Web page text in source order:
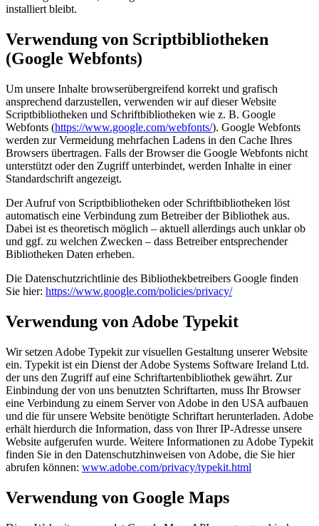
installiert bleibt.
Verwendung von Scriptbibliotheken
(Google Webfonts)
Um unsere Inhalte browserübergreifend korrekt und grafisch
ansprechend darzustellen, verwenden wir auf dieser Website
Scriptbibliotheken und Schriftbibliotheken wie z. B. Google
Webfonts (https://www.google.com/webfonts/). Google Webfonts
werden zur Vermeidung mehrfachen Ladens in den Cache Ihres
Browsers übertragen. Falls der Browser die Google Webfonts nicht
unterstützt oder den Zugriff unterbindet, werden Inhalte in einer
Standardschrift angezeigt.
Der Aufruf von Scriptbibliotheken oder Schriftbibliotheken löst
automatisch eine Verbindung zum Betreiber der Bibliothek aus.
Dabei ist es theoretisch möglich – aktuell allerdings auch unklar ob
und ggf. zu welchen Zwecken – dass Betreiber entsprechender
Bibliotheken Daten erheben.
Die Datenschutzrichtlinie des Bibliothekbetreibers Google finden
Sie hier: https://www.google.com/policies/privacy/
Verwendung von Adobe Typekit
Wir setzen Adobe Typekit zur visuellen Gestaltung unserer Website
ein. Typekit ist ein Dienst der Adobe Systems Software Ireland Ltd.
der uns den Zugriff auf eine Schriftartenbibliothek gewährt. Zur
Einbindung der von uns benutzten Schriftarten, muss Ihr Browser
eine Verbindung zu einem Server von Adobe in den USA aufbauen
und die für unsere Website benötigte Schriftart herunterladen. Adobe
erhält hierdurch die Information, dass von Ihrer IP-Adresse unsere
Website aufgerufen wurde. Weitere Informationen zu Adobe Typekit
finden Sie in den Datenschutzhinweisen von Adobe, die Sie hier
abrufen können: www.adobe.com/privacy/typekit.html
Verwendung von Google Maps